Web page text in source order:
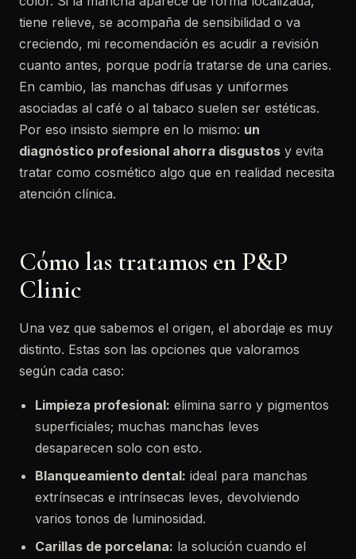
tiene relieve, se acompaña de sensibilidad o va
creciendo, mi recomendación es acudir a revisión
cuanto antes, porque podría tratarse de una caries.
En cambio, las manchas difusas y uniformes
asociadas al café o al tabaco suelen ser estéticas.
Por eso insisto siempre en lo mismo: un
diagnóstico profesional ahorra disgustos y evita
tratar como cosmético algo que en realidad necesita
atención clínica.
Cómo las tratamos en P&P
Clinic
Una vez que sabemos el origen, el abordaje es muy
distinto. Estas son las opciones que valoramos
según cada caso:
Limpieza profesional: elimina sarro y pigmentos
superficiales; muchas manchas leves
desaparecen solo con esto.
Blanqueamiento dental: ideal para manchas
extrínsecas e intrínsecas leves, devolviendo
varios tonos de luminosidad.
Carillas de porcelana: la solución cuando el